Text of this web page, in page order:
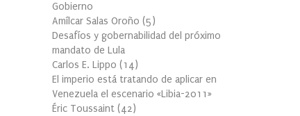
Gobierno
Amílcar Salas Oroño (5)
Desafíos y gobernabilidad del próximo
mandato de Lula
Carlos E. Lippo (14)
El imperio está tratando de aplicar en
Venezuela el escenario «Libia-2011»
Éric Toussaint (42)